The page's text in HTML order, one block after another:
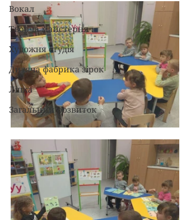
Вокал
Творча майстерня
Художня студія
Дитяча фабрика зірок
Ліпка
Загальний розвиток